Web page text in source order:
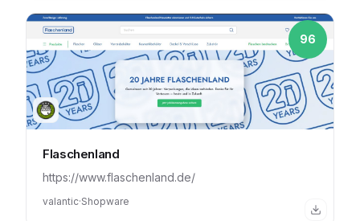
96
Flaschenland
https://www.flaschenland.de/
valantic·Shopware